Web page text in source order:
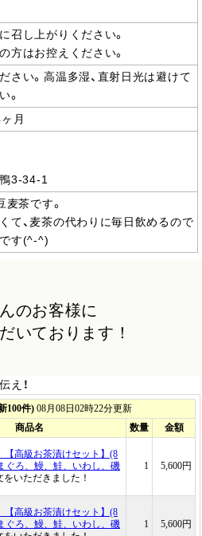
召し上がりください。
方はお控えください。
さい。高温多湿、直射日光は避けて
。
月
3-34-1
茶です。
て、麦茶の代わりに毎日飲めるので
す(^-^)
のお客様に
いております！
え！